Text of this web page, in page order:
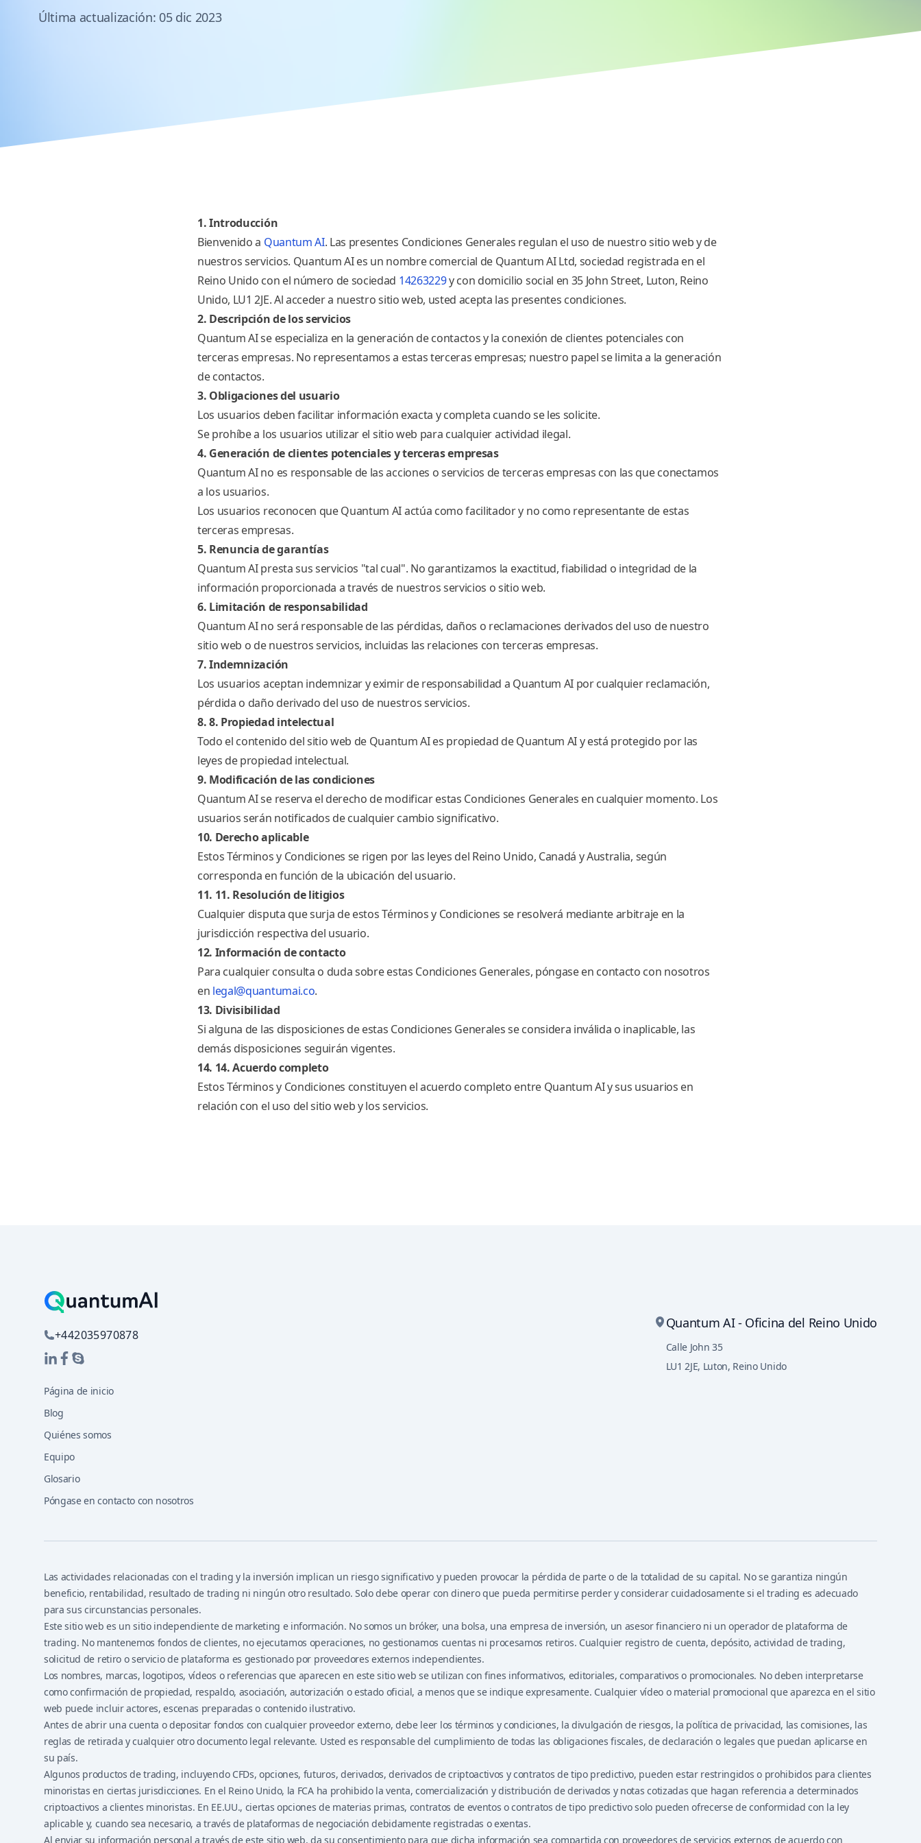
Última actualización: 05 dic 2023
1. Introducción
Bienvenido a Quantum AI. Las presentes Condiciones Generales regulan el uso de nuestro sitio web y de
nuestros servicios. Quantum AI es un nombre comercial de Quantum AILtd, sociedad registrada en el
Reino Unido con el número de sociedad 14263229y con domicilio social en 35 John Street, Luton, Reino
Unido, LU1 2JE. Al acceder a nuestro sitio web, usted acepta las presentes condiciones.
2. Descripción de los servicios
Quantum AI se especializa en la generación de contactos y la conexión de clientes potenciales con
terceras empresas. No representamos a estas terceras empresas; nuestro papel se limita a la generación
de contactos.
3. Obligaciones del usuario
Los usuarios deben facilitar información exacta y completa cuando se les solicite.
Se prohíbe a los usuarios utilizar el sitio web para cualquier actividad ilegal.
4. Generación de clientes potenciales y terceras empresas
Quantum AI no es responsable de las acciones o servicios de terceras empresas con las que conectamos
a los usuarios.
Los usuarios reconocen que Quantum AI actúa como facilitador y no como representante de estas
terceras empresas.
5. Renuncia de garantías
Quantum AI presta sus servicios "tal cual". No garantizamos la exactitud, fiabilidad o integridad de la
información proporcionada a través de nuestros servicios o sitio web.
6. Limitación de responsabilidad
Quantum AI no será responsable de las pérdidas, daños o reclamaciones derivados del uso de nuestro
sitio web o de nuestros servicios, incluidas las relaciones con terceras empresas.
7. Indemnización
Los usuarios aceptan indemnizar y eximir de responsabilidad a Quantum AI por cualquier reclamación,
pérdida o daño derivado del uso de nuestros servicios.
8. 8. Propiedad intelectual
Todo el contenido del sitio web de Quantum AI es propiedad de Quantum AI y está protegido por las
leyes de propiedad intelectual.
9. Modificación de las condiciones
Quantum AI se reserva el derecho de modificar estas Condiciones Generales en cualquier momento. Los
usuarios serán notificados de cualquier cambio significativo.
10. Derecho aplicable
Estos Términos y Condiciones se rigen por las leyes del Reino Unido, Canadá y Australia, según
corresponda en función de la ubicación del usuario.
11. 11. Resolución de litigios
Cualquier disputa que surja de estos Términos y Condiciones se resolverá mediante arbitraje en la
jurisdicción respectiva del usuario.
12. Información de contacto
Para cualquier consulta o duda sobre estas Condiciones Generales, póngase en contacto con nosotros
en legal@quantumai.co.
13. Divisibilidad
Si alguna de las disposiciones de estas Condiciones Generales se considera inválida o inaplicable, las
demás disposiciones seguirán vigentes.
14. 14. Acuerdo completo
Estos Términos y Condiciones constituyen el acuerdo completo entre Quantum AI y sus usuarios en
relación con el uso del sitio web y los servicios.
+442035970878
Página de inicio
Blog
Quiénes somos
Equipo
Glosario
Póngase en contacto con nosotros
Quantum AI - Oficina del Reino Unido
Calle John 35
LU1 2JE, Luton, Reino Unido
Las actividades relacionadas con el trading y la inversión implican un riesgo significativo y pueden provocar la pérdida de parte o de la totalidad de su capital. No se garantiza ningún
beneficio, rentabilidad, resultado de trading ni ningún otro resultado. Solo debe operar con dinero que pueda permitirse perder y considerar cuidadosamente si el trading es adecuado
para sus circunstancias personales.
Este sitio web es un sitio independiente de marketing e información. No somos un bróker, una bolsa, una empresa de inversión, un asesor financiero ni un operador de plataforma de
trading. No mantenemos fondos de clientes, no ejecutamos operaciones, no gestionamos cuentas ni procesamos retiros. Cualquier registro de cuenta, depósito, actividad de trading,
solicitud de retiro o servicio de plataforma es gestionado por proveedores externos independientes.
Los nombres, marcas, logotipos, vídeos o referencias que aparecen en este sitio web se utilizan con fines informativos, editoriales, comparativos o promocionales. No deben interpretarse
como confirmación de propiedad, respaldo, asociación, autorización o estado oficial, a menos que se indique expresamente. Cualquier vídeo o material promocional que aparezca en el sitio
web puede incluir actores, escenas preparadas o contenido ilustrativo.
Antes de abrir una cuenta o depositar fondos con cualquier proveedor externo, debe leer los términos y condiciones, la divulgación de riesgos, la política de privacidad, las comisiones, las
reglas de retirada y cualquier otro documento legal relevante. Usted es responsable del cumplimiento de todas las obligaciones fiscales, de declaración o legales que puedan aplicarse en
su país.
Algunos productos de trading, incluyendo CFDs, opciones, futuros, derivados, derivados de criptoactivos y contratos de tipo predictivo, pueden estar restringidos o prohibidos para clientes
minoristas en ciertas jurisdicciones. En el Reino Unido, la FCA ha prohibido la venta, comercialización y distribución de derivados y notas cotizadas que hagan referencia a determinados
criptoactivos a clientes minoristas. En EE.UU., ciertas opciones de materias primas, contratos de eventos o contratos de tipo predictivo solo pueden ofrecerse de conformidad con la ley
aplicable y, cuando sea necesario, a través de plataformas de negociación debidamente registradas o exentas.
Al enviar su información personal a través de este sitio web, da su consentimiento para que dicha información sea compartida con proveedores de servicios externos de acuerdo con